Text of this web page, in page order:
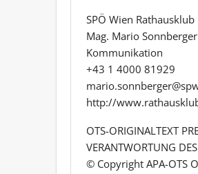
SPÖ Wien Rathausklub
Mag. Mario Sonnberger
Kommunikation
+43 1 4000 81929
http://
OTS-ORIGINALTEXT
VERANTWORTUNG
© Copyright APA-OTS